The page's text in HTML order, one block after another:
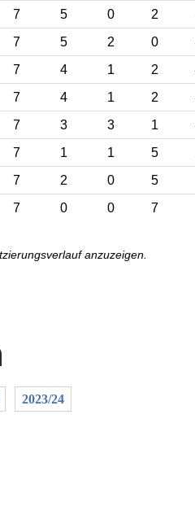
7 5 0 2
7 5 2 0
7 4 1 2
7 4 1 2
7 3 3 1
7 1 1 5
7 2 0 5
7 0 0 7
anzuzeigen.
2023/24